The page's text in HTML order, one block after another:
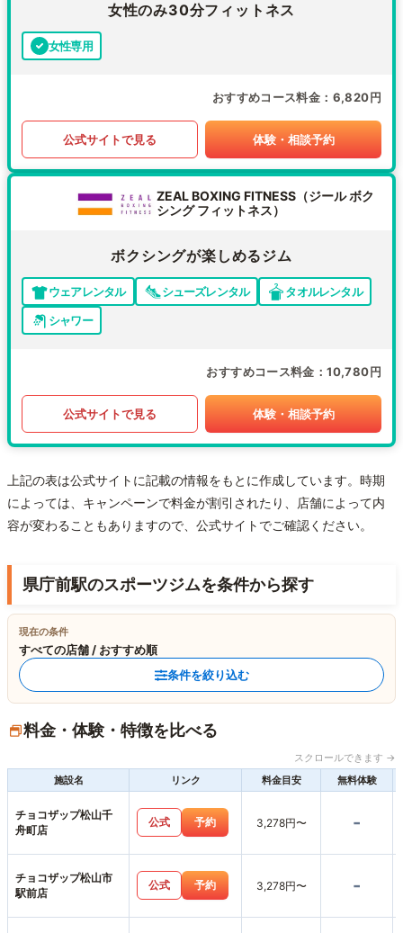
女性のみ30分フィットネス
女性専用
おすすめコース料金 6,820円
公式サイトで見る 体験・相談予約
ZEAL BOXING FITNESS（ジール ボク
シング フィットネス）
ボクシングが楽しめるジム
ウェアレンタル シューズレンタル
タオルレンタル
シャワー
おすすめコース料金 10,780円
公式サイトで見る 体験・相談予約
上記の表は公式サイトに記載の情報をもとに作成しています。時期
によっては、キャンペーンで料金が割引されたり、店舗によって内
容が変わることもありますので、公式サイトでご確認ください。
県庁前駅のスポーツジムを条件から探す
現在の条件
すべての店舗 / おすすめ順
条件を絞り込む
料金・体験・特徴を比べる
スクロールできます →
施設名
リンク 料金目安 無料体験
チョコザップ松山千
舟町店
公式 予約 3,278円〜 -
チョコザップ松山市
駅前店
公式 予約 3,278円〜 -